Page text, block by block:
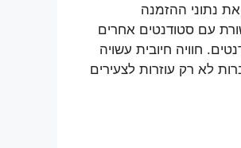
נתוני ההזמנה
עם סטודנטים אחרים
חוויה חיובית עשויה
לא רק עוזרות לצעירים